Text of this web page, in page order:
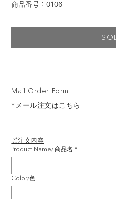
ご注文内容
Product Name/ 商品名 *
Color/色
Mail Order Form
*メール注文はこちら
商品番号：0106